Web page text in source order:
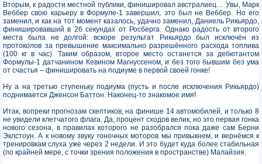
Вторым, к радости местной публики, финишировал австралиец… Увы, Марк
Веббер свою карьеру в Формуле-1 завершил, это был не Веббер. Но его
заменил, и как на тот момент казалось, удачно заменил, Даниель Рикьярдо,
финишировавший в 26 секундах от Росберга. Однако радость от второго
места была не долгой: вскоре результат Рикьярдо был исключён из
протоколов за превышение максимально разрешённого расхода топлива
(100 кг в час). Таким образом, второе место останется за дебютантом
Формулы-1 датчанином Кевином Магнуссеном, и без того бывшим без ума
от счастья – финишировать на подиуме в первой своей гонке!
Ну а на третью ступеньку подиума (пусть и после исключения Рикьярдо)
поднимается Дженсон Баттон. Наконец-то знакомое имя!
Итак, вопреки прогнозам скептиков, на финише 14 автомобилей, и только 8
не увидели клетчатого флага. Да, процент сходов велик, но это первая гонка
нового сезона, в правилах которого не разобрался пока даже сам Берни
Эклстоун. А к новому звуку гоночных моторов мы привыкнем, и вернёмся к
тренировкам слуха уже через 2 недели. И это будет куда более стабильная
(по крайней мере, с точки зрения положения в пространстве) Малайзия.